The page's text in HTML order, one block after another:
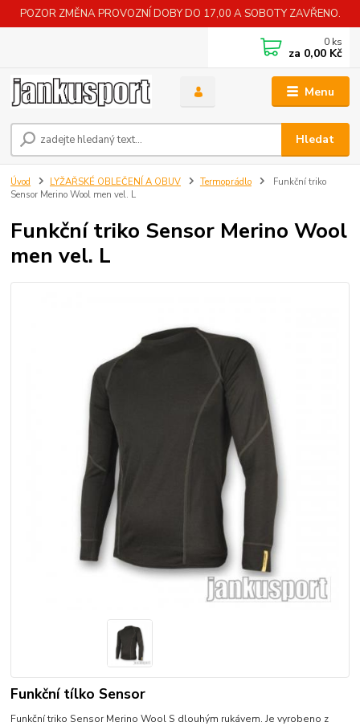
POZOR ZMĚNA PROVOZNÍ DOBY DO 17,00 A SOBOTY ZAVŘENO.
Menu
Hledat
0 ks
za 0,00 Kč
Úvod LYŽAŘSKÉ OBLEČENÍ A OBUV Termoprádlo
Funkční triko
Sensor Merino Wool men vel. L
Funkční triko Sensor Merino Wool
men vel. L
Funkční tílko Sensor
Funkční triko Sensor Merino Wool S dlouhým rukávem. Je vyrobeno z